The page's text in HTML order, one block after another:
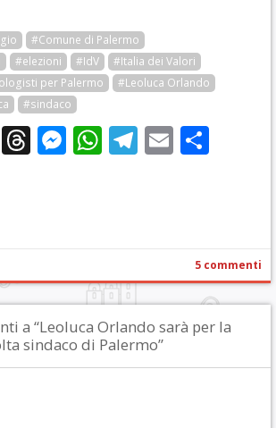
#Comune di Palermo
#elezioni #IdV
#Italia dei Valori
per Palermo
#Leoluca Orlando
#sindaco
X Threads
Messenger
WhatsApp
Telegram
Email
5 commenti
a “Leoluca Orlando sarà per la
sindaco di Palermo”